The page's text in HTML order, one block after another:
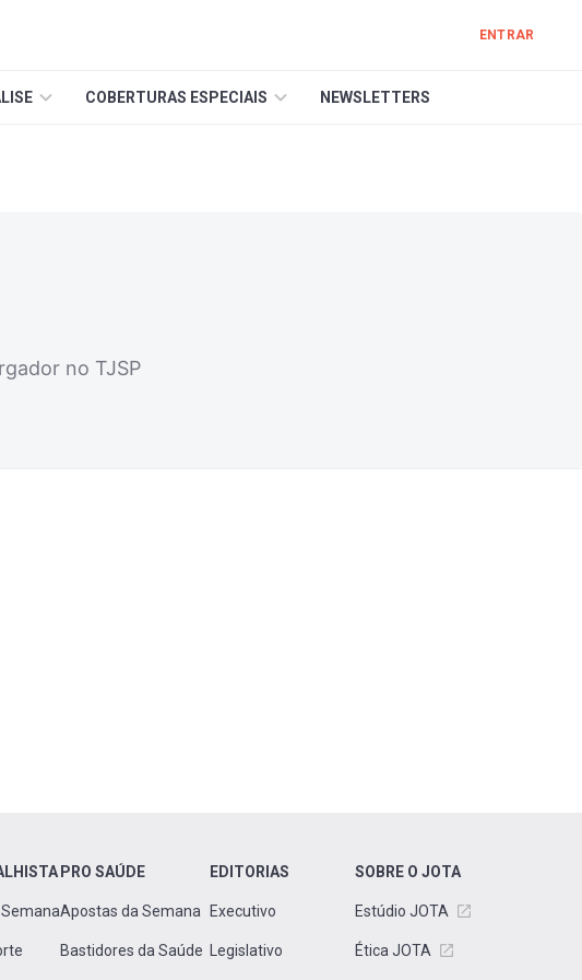
ENTRAR
COBERTURAS ESPECIAIS NEWSLETTERS
no TJSP
PRO SAÚDE
Apostas da Semana
Bastidores da Saúde
EDITORIAS
Executivo
Legislativo
SOBRE O JOTA
Estúdio JOTA
Ética JOTA